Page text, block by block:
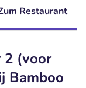
Restaurant
2 (voor
Bamboo